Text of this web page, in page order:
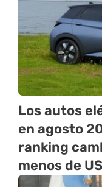
Los autos
en agosto
ranking
menos de